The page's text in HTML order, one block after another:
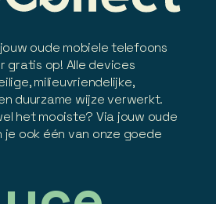
oude mobiele telefoons
gratis op! Alle devices
milieuvriendelijke,
duurzame wijze verwerkt.
het mooiste? Via jouw oude
ook één van onze goede